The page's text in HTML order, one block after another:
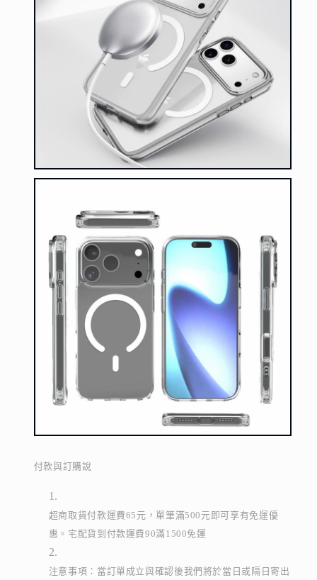
付款與訂購說
超商取貨付款運費65元，單筆滿500元即可享有免運優
惠。宅配貨到付款運費90滿1500免運
注意事項：當訂單成立與確認後我們將於當日或隔日寄出